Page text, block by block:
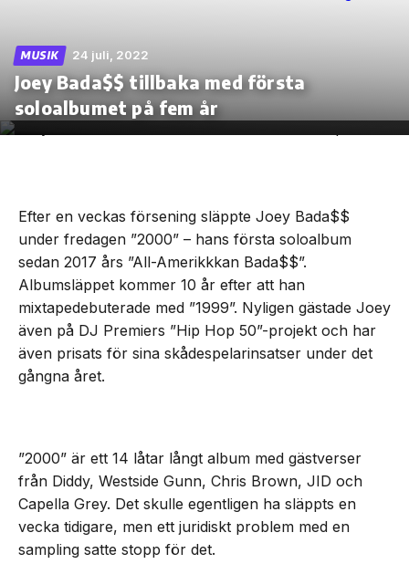
Skip
the
content
MUSIK 24 juli, 2022
Joey Bada$$ tillbaka med första
soloalbumet på fem år
Efter en veckas försening släppte Joey Bada$$
under fredagen ”2000” – hans första soloalbum
sedan 2017 års ”All-Amerikkkan Bada$$”.
Albumsläppet kommer 10 år efter att han
mixtapedebuterade med ”1999”. Nyligen gästade Joey
även på DJ Premiers ”Hip Hop 50”-projekt och har
även prisats för sina skådespelarinsatser under det
gångna året.
”2000” är ett 14 låtar långt album med gästverser
från Diddy, Westside Gunn, Chris Brown, JID och
Capella Grey. Det skulle egentligen ha släppts en
vecka tidigare, men ett juridiskt problem med en
sampling satte stopp för det.